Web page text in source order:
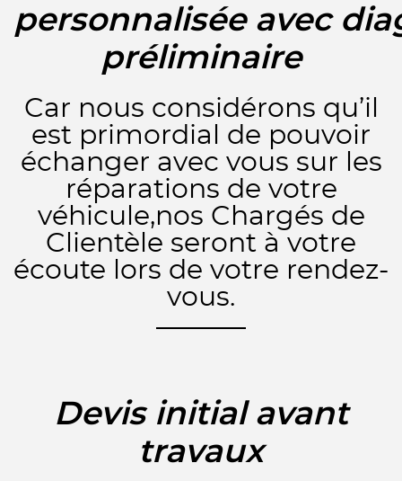
personnalisée avec
préliminaire
Car nous considérons qu’il
est primordial de pouvoir
échanger avec vous sur les
réparations de votre
véhicule,nos Chargés de
Clientèle seront à votre
écoute lors de votre rendez-
vous.
Devis initial avant
travaux